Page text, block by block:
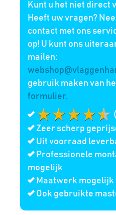
Kunt u het niet direct
Heeft uw vragen?
contact met ons
op! U kunt ons
mailen:
gebruik maken van
formulier.
Zeer scherp
Uit voorraad
Professionele
mogelijk
Maatwerk mogelijk
Ook gebruikte